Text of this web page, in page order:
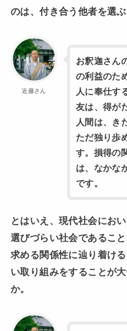
のは、付き合う他者を選
近藤さん
お釈迦さん
の利益のた
人に奉仕す
友は、得が
人間は、き
ただ独り歩
す。損得の
は、なかな
です。
とはいえ、現代社会にお
選びづらい社会であるこ
求める関係性に辿り着け
い取り組みをすることが
か。